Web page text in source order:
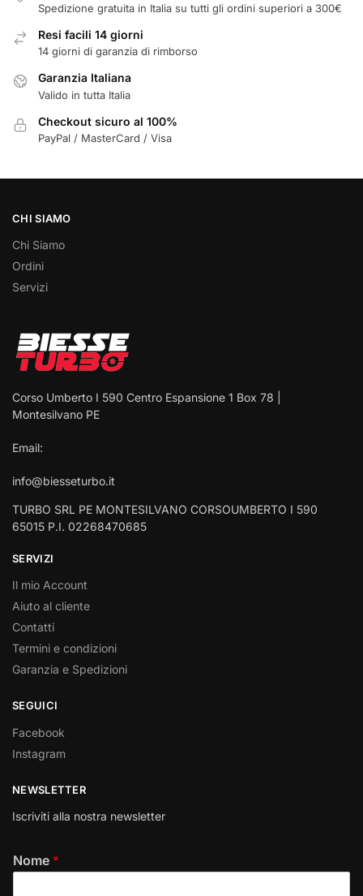
Spedizione gratuita in Italia su tutti gli ordini superiori a 300€
Resi facili 14 giorni
14 giorni di garanzia di rimborso
Garanzia Italiana
Valido in tutta Italia
Checkout sicuro al 100%
PayPal / MasterCard / Visa
CHI SIAMO
Chi Siamo
Ordini
Servizi
Corso Umberto I 590 Centro Espansione 1 Box 78 |
Montesilvano PE
Email:
info@biesseturbo.it
TURBO SRL PE MONTESILVANO CORSOUMBERTO I 590
65015 P.I. 02268470685
SERVIZI
Il mio Account
Aiuto al cliente
Contatti
Termini e condizioni
Garanzia e Spedizioni
SEGUICI
Facebook
Instagram
NEWSLETTER
Iscriviti alla nostra newsletter
Nome *